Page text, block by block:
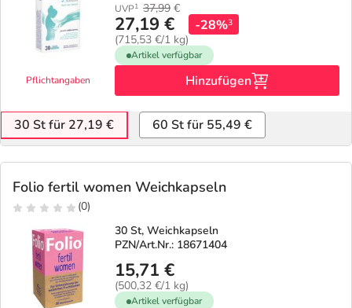
Pflichtangaben
UVP1 37,99 €
27,19 €
(715,53 €/1 kg)
-28%3
Artikel verfügbar
Hinzufügen
30 St für 27,19 € 60 St für 55,49 €
Folio fertil women Weichkapseln
(0)
30 St, Weichkapseln
PZN/Art.Nr.: 18671404
15,71 €
(500,32 €/1 kg)
Artikel verfügbar